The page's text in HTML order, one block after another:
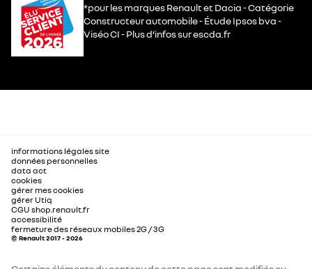
*pour les marques Renault et Dacia - Catégorie
Constructeur automobile - Étude Ipsos bva -
Viséo CI - Plus d’infos sur escda.fr
informations légales site
données personnelles
data act
cookies
gérer mes cookies
gérer Utiq
CGU shop.renault.fr
accessibilité
fermeture des réseaux mobiles 2G / 3G
© Renault 2017 - 2026